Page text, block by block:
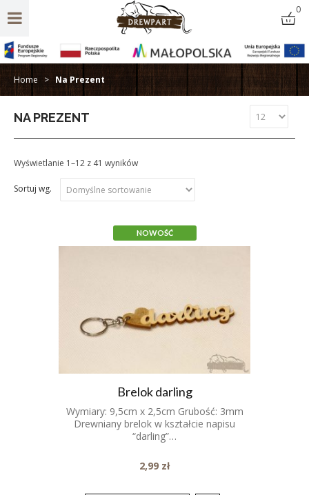
0
Home > Na Prezent
NA PREZENT
Wyświetlanie 1–12 z 41 wyników
NOWOŚĆ
Brelok darling
Wymiary: 9,5cm x 2,5cm Grubość: 3mm
Drewniany brelok w kształcie napisu
“darling”…
2,99 zł